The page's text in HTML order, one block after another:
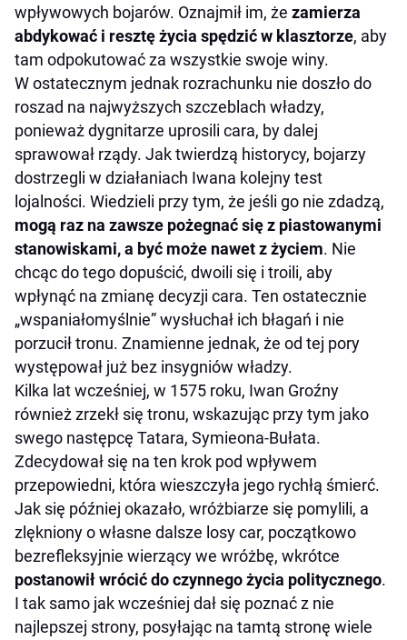
wpływowych bojarów. Oznajmił im, że zamierza
abdykować i resztę życia spędzić w klasztorze, aby
tam odpokutować za wszystkie swoje winy.
W ostatecznym jednak rozrachunku nie doszło do
roszad na najwyższych szczeblach władzy,
ponieważ dygnitarze uprosili cara, by dalej
sprawował rządy. Jak twierdzą historycy, bojarzy
dostrzegli w działaniach Iwana kolejny test
lojalności. Wiedzieli przy tym, że jeśli go nie zdadzą,
mogą raz na zawsze pożegnać się z piastowanymi
stanowiskami, a być może nawet z życiem. Nie
chcąc do tego dopuścić, dwoili się i troili, aby
wpłynąć na zmianę decyzji cara. Ten ostatecznie
„wspaniałomyślnie” wysłuchał ich błagań i nie
porzucił tronu. Znamienne jednak, że od tej pory
występował już bez insygniów władzy.
Kilka lat wcześniej, w 1575 roku, Iwan Groźny
również zrzekł się tronu, wskazując przy tym jako
swego następcę Tatara, Symieona-Bułata.
Zdecydował się na ten krok pod wpływem
przepowiedni, która wieszczyła jego rychłą śmierć.
Jak się później okazało, wróżbiarze się pomylili, a
zlękniony o własne dalsze losy car, początkowo
bezrefleksyjnie wierzący we wróżbę, wkrótce
postanowił wrócić do czynnego życia politycznego.
I tak samo jak wcześniej dał się poznać z nie
najlepszej strony, posyłając na tamtą stronę wiele